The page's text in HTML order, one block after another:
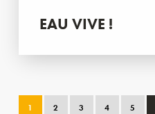
EAU VIVE !
1 2 3 4 5